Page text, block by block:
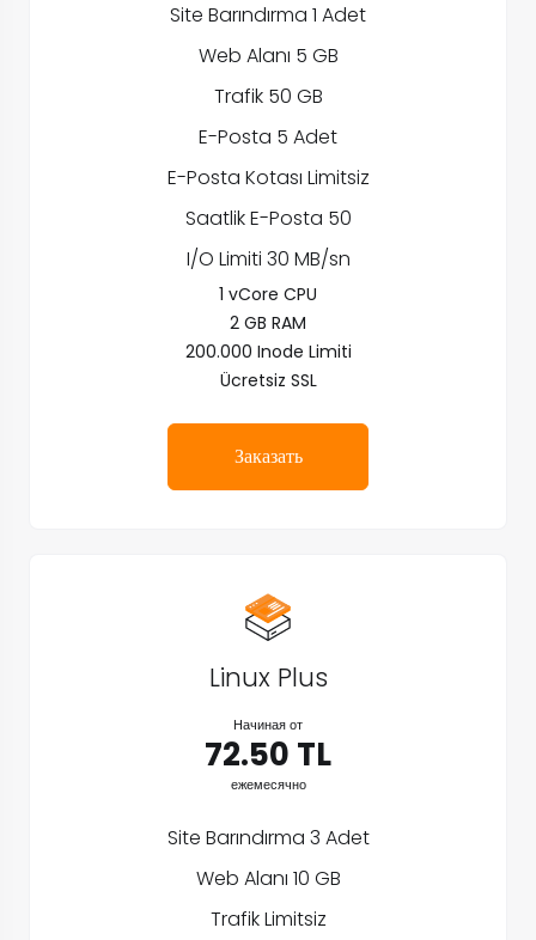
Site Barındırma 1 Adet
Web Alanı 5 GB
Trafik 50 GB
E-Posta 5 Adet
E-Posta Kotası Limitsiz
Saatlik E-Posta 50
I/O Limiti 30 MB/sn
1 vCore CPU
2 GB RAM
200.000 Inode Limiti
Ücretsiz SSL
Заказать
Linux Plus
Начиная от
72.50 TL
ежемесячно
Site Barındırma 3 Adet
Web Alanı 10 GB
Trafik Limitsiz